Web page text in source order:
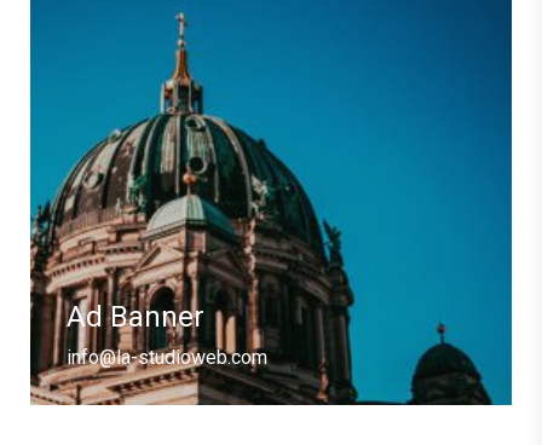
Ad Banner
info@la-studioweb.com